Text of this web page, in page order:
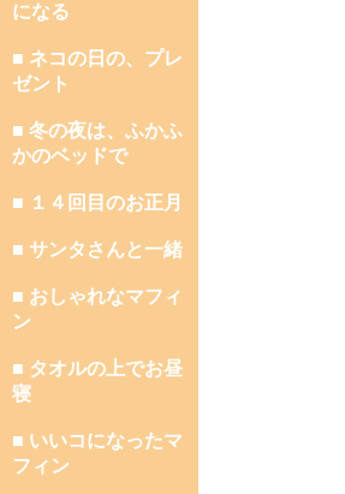
になる
■ ネコの日の、プレ
ゼント
■ 冬の夜は、ふかふ
かのベッドで
■ １４回目のお正月
■ サンタさんと一緒
■ おしゃれなマフィ
ン
■ タオルの上でお昼
寝
■ いいコになったマ
フィン